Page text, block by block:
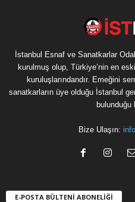
İstanbul Esnaf ve Sanatkarlar
kurulmuş olup, Türkiye’nin en
kuruluşlarındandır. Emeğini
sanatkarların üye olduğu İstanbul
bulunduğu
Bize Ulaşın:
E-POSTA BÜLTENİ ABONELİĞİ